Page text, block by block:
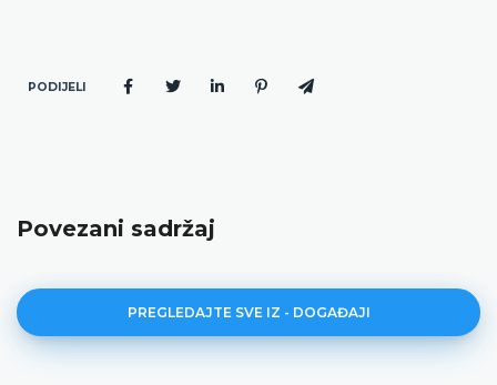
PODIJELI
Povezani sadržaj
PREGLEDAJTE SVE IZ - DOGAĐAJI